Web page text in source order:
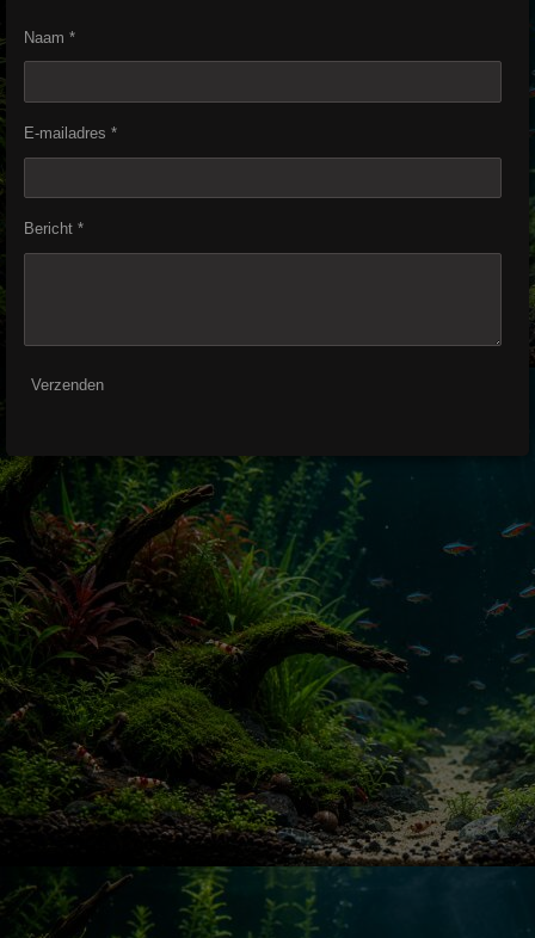
Naam *
E-mailadres *
Bericht *
Verzenden